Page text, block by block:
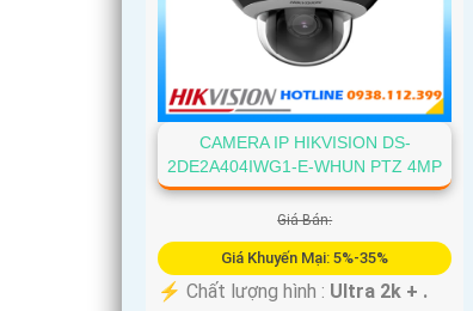
CAMERA IP HIKVISION DS-
2DE2A404IWG1-E-WHUN PTZ 4MP
Giá Bán:
Giá Khuyến Mại: 5%-35%
️⚡ Chất lượng hình : Ultra 2k + .